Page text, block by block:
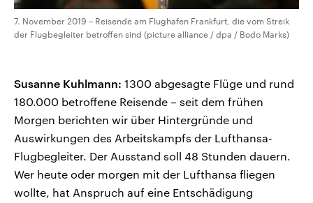
7. November 2019 – Reisende am Flughafen Frankfurt, die vom Streik
der Flugbegleiter betroffen sind (picture alliance / dpa / Bodo Marks)
Susanne Kuhlmann: 1300 abgesagte Flüge und rund
180.000 betroffene Reisende – seit dem frühen
Morgen berichten wir über Hintergründe und
Auswirkungen des Arbeitskampfs der Lufthansa-
Flugbegleiter. Der Ausstand soll 48 Stunden dauern.
Wer heute oder morgen mit der Lufthansa fliegen
wollte, hat Anspruch auf eine Entschädigung